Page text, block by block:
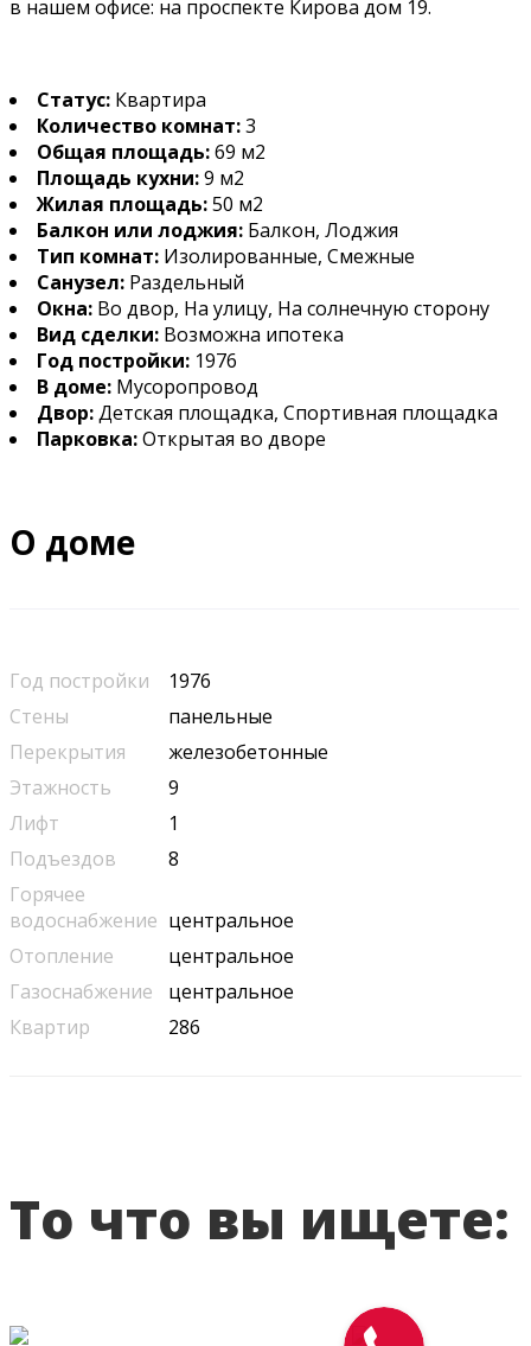
в нашем офисе: на проспекте Кирова дом 19.
Статус: Квартира
Количество комнат:3
Общая площадь:69 м2
Площадь кухни:9 м2
Жилая площадь:50 м2
Балкон или лоджия: Балкон, Лоджия
Тип комнат: Изолированные, Смежные
Санузел: Раздельный
Окна: Во двор, На улицу, На солнечную сторону
Вид сделки: Возможна ипотека
Год постройки: 1976
В доме: Мусоропровод
Двор:Детская площадка, Спортивная площадка
Парковка:Открытая во дворе
О доме
Год постройки
1976
Стены
панельные
Перекрытия
железобетонные
Этажность
9
Лифт
1
Подъездов
8
Горячее
водоснабжение центральное
Отопление
центральное
Газоснабжение
центральное
Квартир
286
То что вы ищете: